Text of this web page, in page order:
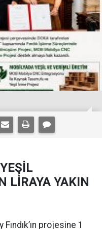
LİRAYA YAKIN
projesine 1